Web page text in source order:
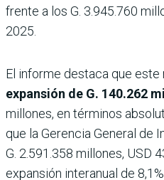
frente a los G. 3.945.760
2025.
El informe destaca que
expansión de G. 140.262
millones, en términos
que la Gerencia General de
G. 2.591.358 millones, USD
expansión interanual de 8,1%.